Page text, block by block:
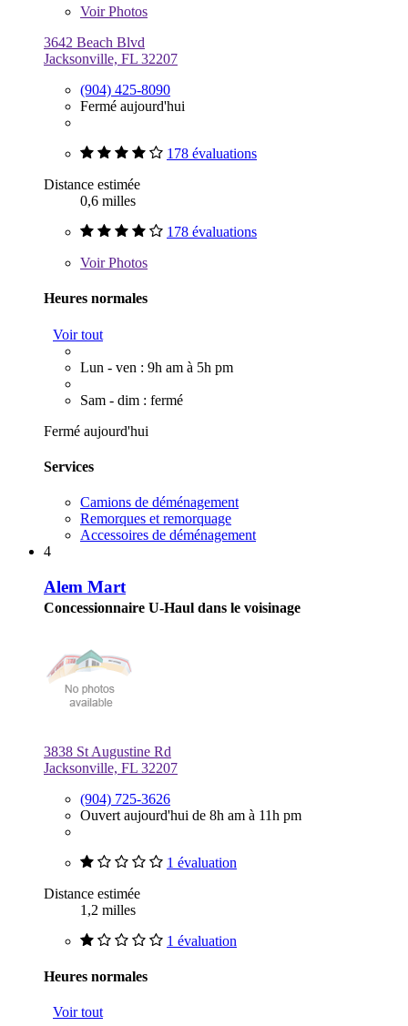
VoirPhotos
3642 Beach Blvd
Jacksonville, FL 32207
(904) 425-8090
Fermé aujourd'hui
178 évaluations
Distance estimée
0,6 milles
178 évaluations
VoirPhotos
Heures normales
Voir tout
Lun - ven : 9h am à 5h pm
Sam - dim : fermé
Fermé aujourd'hui
Services
Camions de déménagement
Remorques et remorquage
Accessoires de déménagement
4
Alem Mart
Concessionnaire U-Haul dans le voisinage
3838 St Augustine Rd
Jacksonville, FL 32207
(904) 725-3626
Ouvert aujourd'hui de 8h am à 11h pm
1 évaluation
Distance estimée
1,2 milles
1 évaluation
Heures normales
Voir tout